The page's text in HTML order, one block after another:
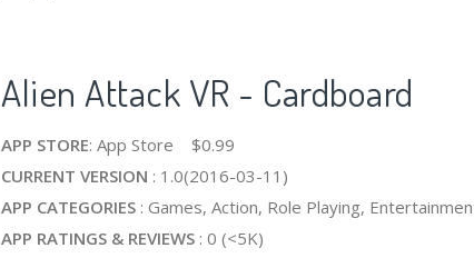
Alien Attack VR - Cardboard
APP STORE: App Store $0.99
CURRENT VERSION : 1.0(2016-03-11)
APP CATEGORIES : Games, Action, Role Playing,
APP RATINGS & REVIEWS : 0 (<5K)